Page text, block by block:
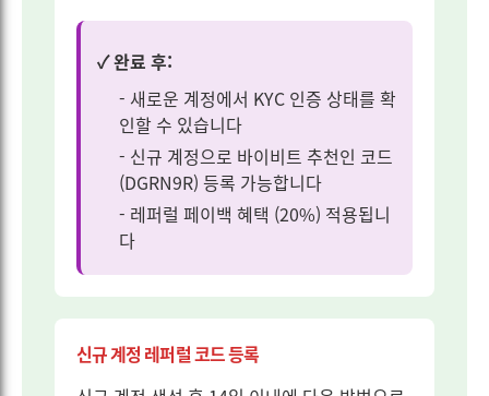
✓ 완료 후:
- 새로운 계정에서 KYC 인증 상태를 확
인할 수 있습니다
- 신규 계정으로 바이비트 추천인 코드
(DGRN9R) 등록 가능합니다
- 레퍼럴 페이백 혜택 (20%) 적용됩니
다
신규 계정 레퍼럴 코드 등록